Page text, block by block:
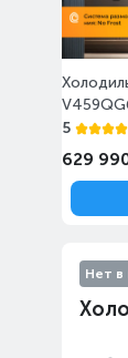
5
629
Нет в